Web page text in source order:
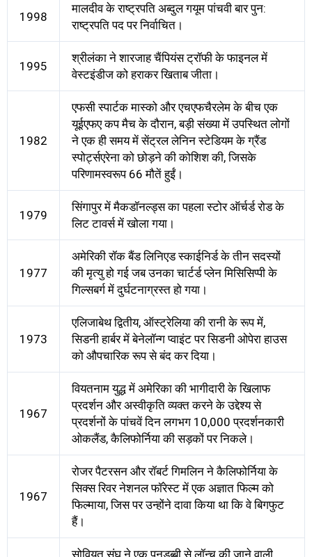
1998
मालदीव के राष्ट्रपति अब्दुल गयूम पांचवी बार पुन:
राष्ट्रपति पद पर निर्वाचित।
1995
श्रीलंका ने शारजाह चैंपियंस ट्रॉफी के फाइनल में
वेस्टइंडीज को हराकर खिताब जीता।
1982
एफसी स्पार्टक मास्को और एचएफचैरलेम के बीच एक
यूईएफए कप मैच के दौरान, बड़ी संख्या में उपस्थित लोगों
ने एक ही समय में सेंट्रल लेनिन स्टेडियम के ग्रैंड
स्पोर्ट्सएरेना को छोड़ने की कोशिश की, जिसके
परिणामस्वरूप 66 मौतें हुईं।
1979
सिंगापुर में मैकडॉनल्ड्स का पहला स्टोर ऑर्चर्ड रोड के
लिट टावर्स में खोला गया।
1977
अमेरिकी रॉक बैंड लिनिएड स्काईनिर्ड के तीन सदस्यों
की मृत्यु हो गई जब उनका चार्टर्ड प्लेन मिसिसिप्पी के
गिल्सबर्ग में दुर्घटनाग्रस्त हो गया।
1973
एलिजाबेथ द्वितीय, ऑस्ट्रेलिया की रानी के रूप में,
सिडनी हार्बर में बेनेलॉन्ग प्वाइंट पर सिडनी ओपेरा हाउस
को औपचारिक रूप से बंद कर दिया।
1967
वियतनाम युद्ध में अमेरिका की भागीदारी के खिलाफ
प्रदर्शन और अस्वीकृति व्यक्त करने के उद्देश्य से
प्रदर्शनों के पांचवें दिन लगभग 10,000 प्रदर्शनकारी
ओकलैंड, कैलिफोर्निया की सड़कों पर निकले।
1967
रोजर पैटरसन और रॉबर्ट गिमलिन ने कैलिफोर्निया के
सिक्स रिवर नेशनल फॉरेस्ट में एक अज्ञात फिल्म को
फिल्माया, जिस पर उन्होंने दावा किया था कि वे बिगफुट
हैं।
सोवियत संघ ने एक पनडुब्बी से लॉन्च की जाने वाली